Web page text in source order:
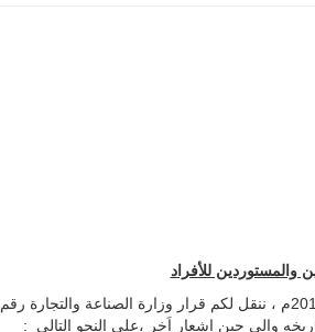
والمستوردين للأفراد